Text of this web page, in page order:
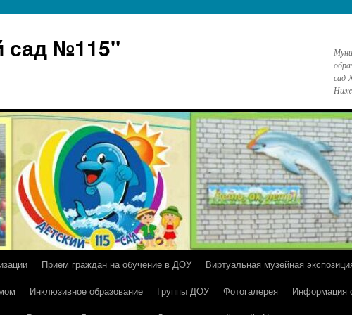
сад №115"
сад
Прием граждан на обучение в ДОУ
Виртуальная музейная
Инклюзивное образование Группы ДОУ Фотогалерея
Информация